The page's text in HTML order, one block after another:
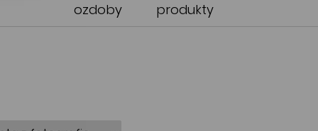
ozdoby
produkty